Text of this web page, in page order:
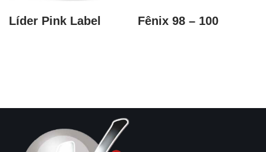
Líder Pink Label Fênix 98 – 100